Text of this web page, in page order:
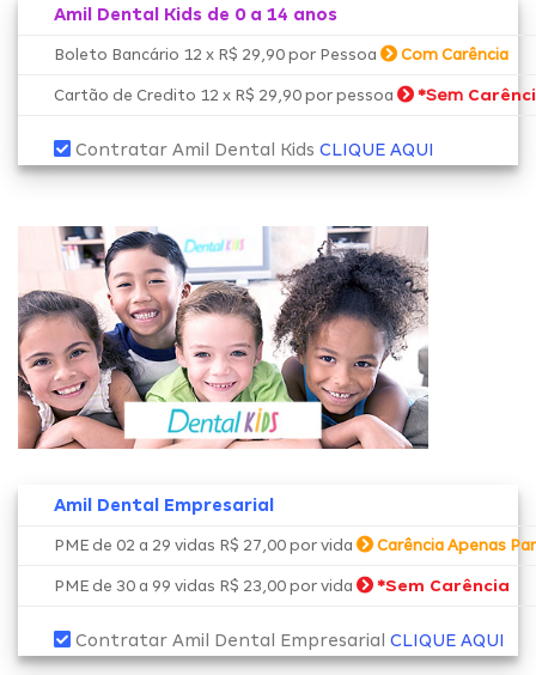
Amil Dental Kids de 0 a 14 anos
Boleto Bancário 12 x R$ 29,90 por Pessoa Com Carência
Cartão de Credito 12 x R$ 29,90 por pessoa *Sem
Contratar Amil Dental Kids CLIQUE AQUI
Amil Dental Empresarial
PME de 02 a 29 vidas R$ 27,00 por vida Carência Apenas
PME de 30 a 99 vidas R$ 23,00 por vida *Sem Carência
Contratar Amil Dental Empresarial CLIQUE AQUI